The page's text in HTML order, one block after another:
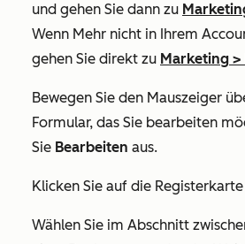
und gehen Sie dann zu
Wenn Mehr nicht in Ihrem
gehen Sie direkt zu Marketing >
Bewegen Sie den Mauszeiger
Formular, das Sie bearbeiten
Sie Bearbeiten aus.
Klicken Sie auf die Registerkarte
Wählen Sie im Abschnitt